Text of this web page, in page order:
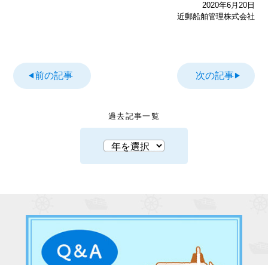
過去記事一覧
2020年6月20日
近郵船舶管理株式会社
前の記事 次の記事